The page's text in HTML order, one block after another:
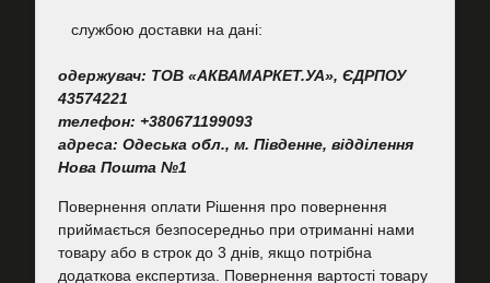
cлужбою доставки на дані:
одержувач: ТОВ «АКВАМАРКЕТ.УА», ЄДРПОУ
43574221
телефон: +380671199093
адреса: Одеська обл., м. Південне, відділення
Нова Пошта №1
Повернення оплати Рішення про повернення
приймається безпосередньо при отриманні нами
товару або в строк до 3 днів, якщо потрібна
додаткова експертиза. Повернення вартості товару